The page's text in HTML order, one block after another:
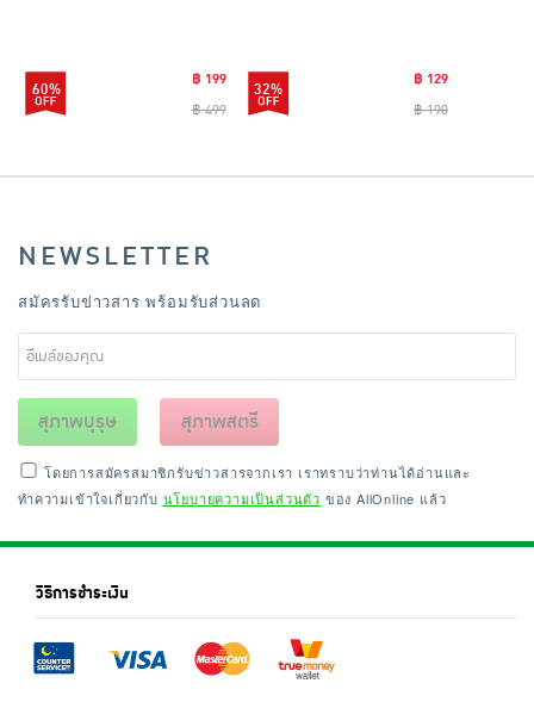
60%
฿ 199
฿ 499
32%
฿ 129
฿ 190
NEWSLETTER
สมัครรับข่าวสาร พร้อมรับส่วนลด
สุภาพบุรุษ สุภาพสตรี
โดยการสมัครสมาชิกรับข่าวสารจากเรา เราทราบว่าท่านได้อ่านและ
ทำความเข้าใจเกี่ยวกับ นโยบายความเป็นส่วนตัว ของ AllOnline แล้ว
วิธีการชำระเงิน